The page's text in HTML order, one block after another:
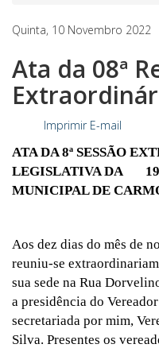
Quinta, 10 Novembro 2022
Ata da 08ª
Imprimir E-mail
ATA DA 8ª SESSÃO
LEGISLATIVA DA
MUNICIPAL DE
Aos dez dias do mês de
reuniu-se
sua sede na Rua
a presidência do
secretariada por mim,
Silva. Presentes os